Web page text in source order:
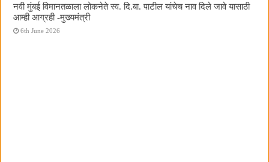
नवी मुंबई विमानतळाला लोकनेते स्व. दि.बा. पाटील यांचेच नाव दिले जावे यासाठी
आम्ही आग्रही -मुख्यमंत्री
6th June 2026